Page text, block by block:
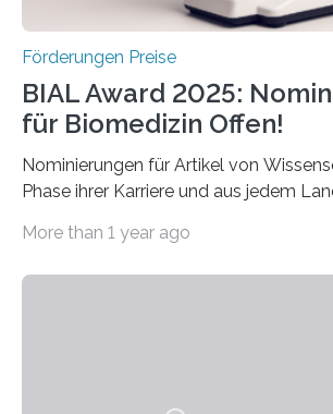
Förderungen Preise
BIAL Award 2025:
für Biomedizin Offen!
Nominierungen für Artikel von
Phase ihrer Karriere und aus jedem
Leben gerufen, um die
More than 1 year ago